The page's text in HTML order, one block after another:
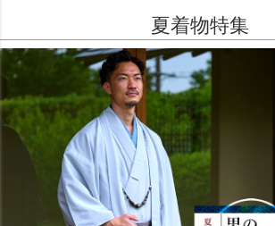
夏着物特集